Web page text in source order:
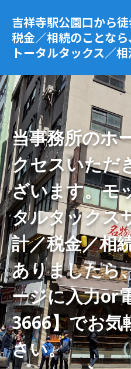
吉祥寺駅公園口から
税金／相続のことなら
トータルタックス／
当事務所のホ
クセスいただ
ざいます。モ
タルタックス
計／税金／相
ありましたら
ージに入力or
3666】でお気
さい。